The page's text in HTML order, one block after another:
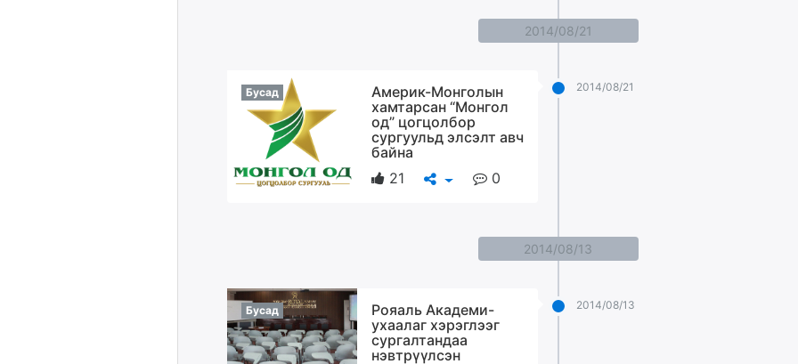
2014/08/21
2014/08/21
Бусад
Америк-Монголын
хамтарсан “Монгол
од” цогцолбор
сургуульд элсэлт авч
байна
21
0
2014/08/13
2014/08/13
Бусад
Рояаль Академи-
ухаалаг хэрэглээг
сургалтандаа
нэвтрүүлсэн